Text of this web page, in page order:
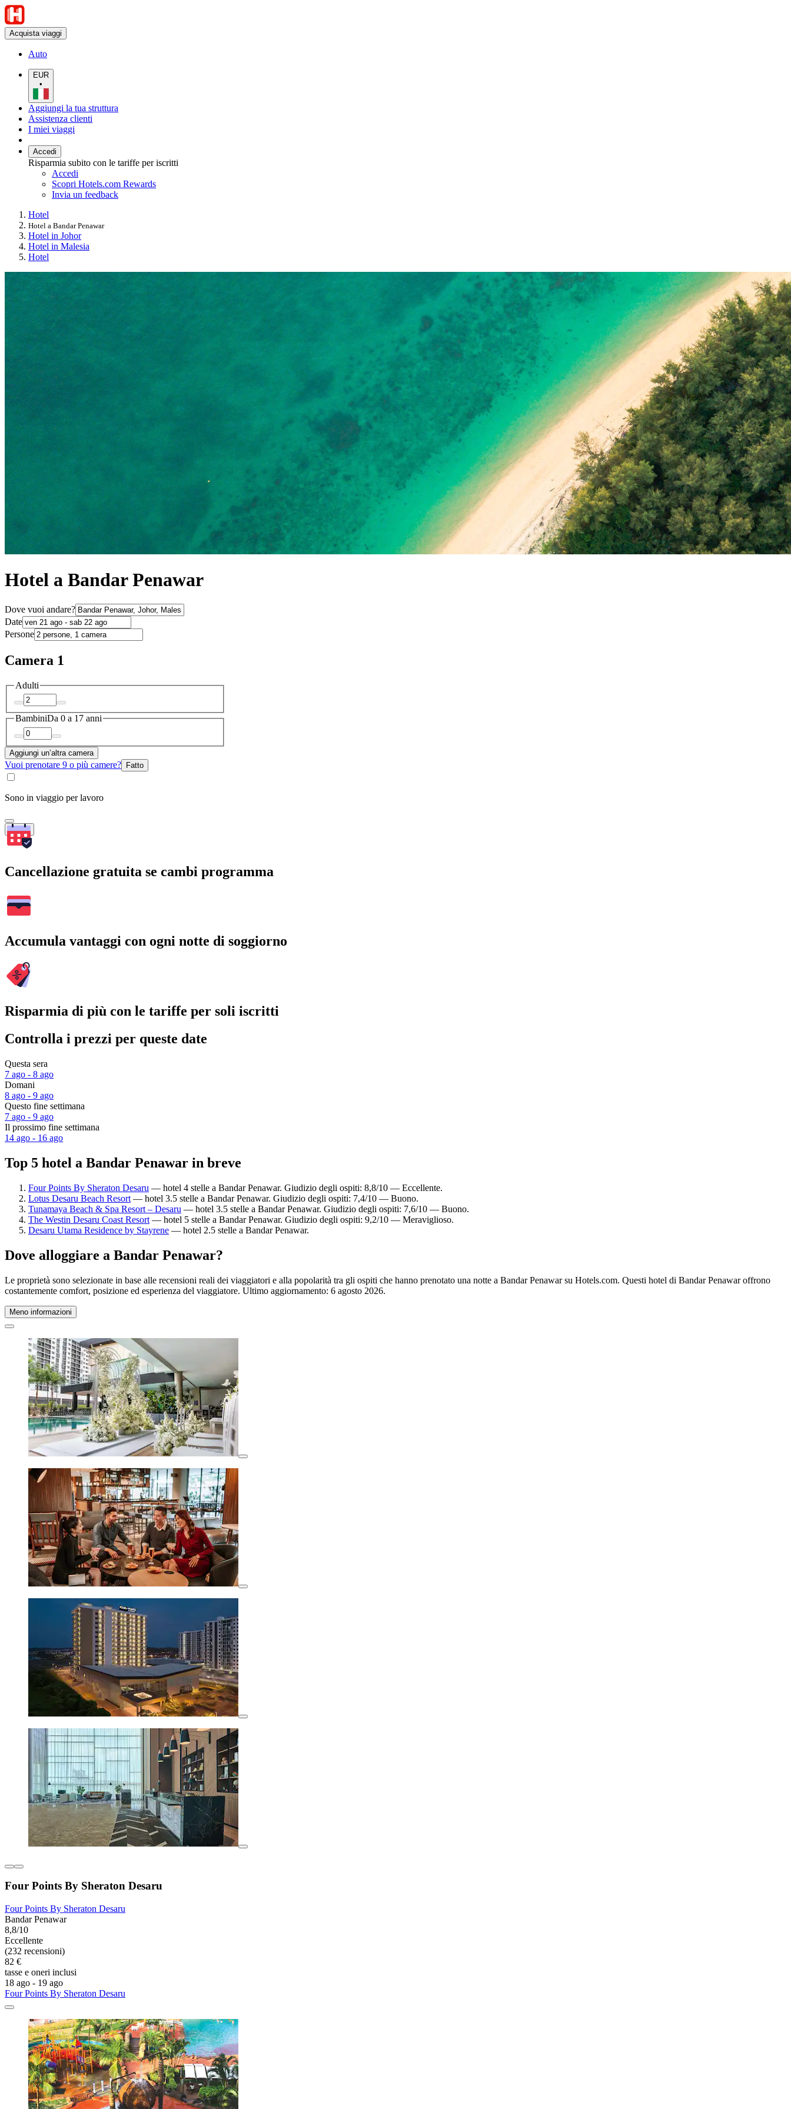
Acquista viaggi
Auto
EUR
•
Aggiungi la tua struttura
Assistenza clienti
I miei viaggi
Accedi
Risparmia subito con le tariffe per iscritti
Accedi
Scopri Hotels.com Rewards
Invia un feedback
Hotel
Hotel a Bandar Penawar
Hotel in Johor
Hotel in Malesia
Hotel
Hotel a Bandar Penawar
Dove vuoi andare?
Date
Persone
Camera 1
Adulti
BambiniDa 0 a 17 anni
Aggiungi un’altra camera
Vuoi prenotare 9 o più camere? Fatto
Sono in viaggio per lavoro
Cerca
Cancellazione gratuita se cambi programma
Accumula vantaggi con ogni notte di soggiorno
Risparmia di più con le tariffe per soli iscritti
Controlla i prezzi per queste date
Questa sera
7 ago - 8 ago
Domani
8 ago - 9 ago
Questo fine settimana
7 ago - 9 ago
Il prossimo fine settimana
14 ago - 16 ago
Top 5 hotel a Bandar Penawar in breve
Four Points By Sheraton Desaru — hotel 4 stelle a Bandar Penawar. Giudizio degli ospiti: 8,8/10 — Eccellente.
Lotus Desaru Beach Resort — hotel 3.5 stelle a Bandar Penawar. Giudizio degli ospiti: 7,4/10 — Buono.
Tunamaya Beach & Spa Resort – Desaru — hotel 3.5 stelle a Bandar Penawar. Giudizio degli ospiti: 7,6/10 — Buono.
The Westin Desaru Coast Resort — hotel 5 stelle a Bandar Penawar. Giudizio degli ospiti: 9,2/10 — Meraviglioso.
Desaru Utama Residence by Stayrene — hotel 2.5 stelle a Bandar Penawar.
Dove alloggiare a Bandar Penawar?
Le proprietà sono selezionate in base alle recensioni reali dei viaggiatori e alla popolarità tra gli ospiti che hanno prenotato una notte a Bandar Penawar su Hotels.com. Questi hotel di Bandar Penawar offrono
costantemente comfort, posizione ed esperienza del viaggiatore. Ultimo aggiornamento: 6 agosto 2026.
Meno informazioni
Four Points By Sheraton Desaru
Four Points By Sheraton Desaru
Bandar Penawar
8,8/10
Eccellente
(232 recensioni)
82 €
tasse e oneri inclusi
18 ago - 19 ago
Four Points By Sheraton Desaru